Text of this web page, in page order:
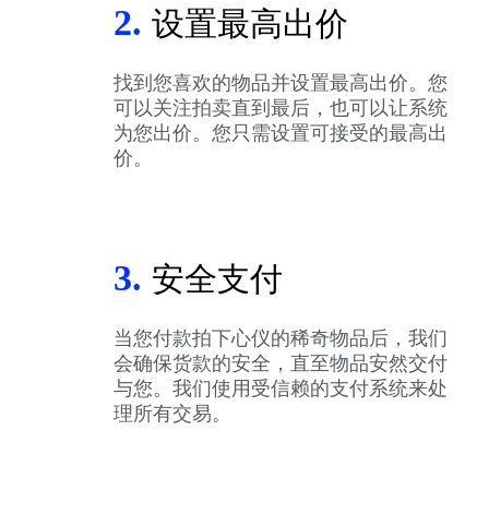
2. 设置最高出价
找到您喜欢的物品并设置最高出价。您
可以关注拍卖直到最后，也可以让系统
为您出价。您只需设置可接受的最高出
价。
3. 安全支付
当您付款拍下心仪的稀奇物品后，我们
会确保货款的安全，直至物品安然交付
与您。我们使用受信赖的支付系统来处
理所有交易。